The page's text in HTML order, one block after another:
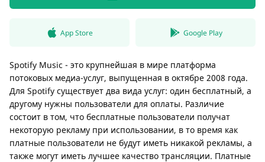
App Store Google Play
Spotify Music - это крупнейшая в мире платформа
потоковых медиа-услуг, выпущенная в октябре 2008 года.
Для Spotify существует два вида услуг: один бесплатный, а
другому нужны пользователи для оплаты. Различие
состоит в том, что бесплатные пользователи получат
некоторую рекламу при использовании, в то время как
платные пользователи не будут иметь никакой рекламы, а
также могут иметь лучшее качество трансляции. Платные